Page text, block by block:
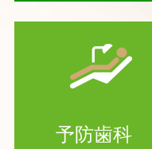
予防歯科